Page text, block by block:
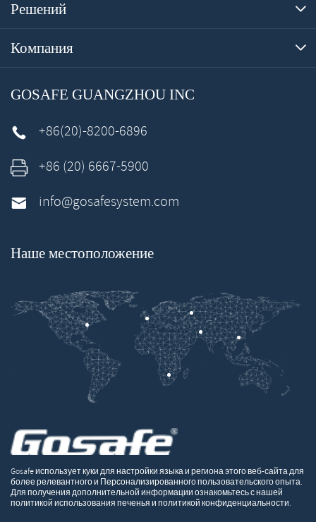
Решений 
Компания 
GOSAFE GUANGZHOU INC
 +86(20)-8200-6896
 +86 (20) 6667-5900
 info@gosafesystem.com
Наше местоположение
Gosafe использует куки для настройки языка и региона этого веб-сайта для
более релевантного и Персонализированного пользовательского опыта.
Для получения дополнительной информации ознакомьтесь с нашей
политикой использования печенья и политикой конфиденциальности.